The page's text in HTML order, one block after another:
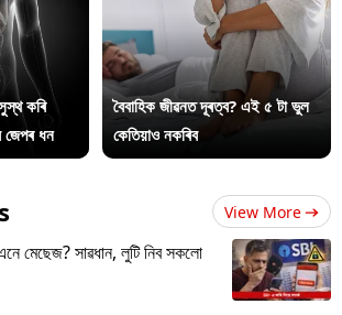
কৰি
জেপৰ ধন
বৈবাহিক জীৱনত দূৰত্ব? এই ৫ টা ভুল
কেতিয়াও নকৰিব
View More
মেছেজ? সাৱধান, লুটি নিব সকলো